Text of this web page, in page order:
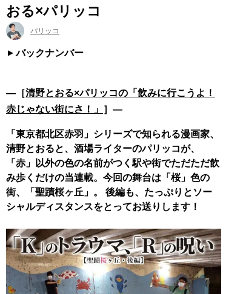
おる×パリッコ
パリッコ
バックナンバー
―［清野とおる×パリッコの「飲みに行こうよ！
赤じゃない街にさ！」 ］―
「東京都北区赤羽」シリーズで知られる漫画家、
清野とおると、酒場ライターのパリッコが、
「赤」以外の色の名前がつく駅や街でただただ飲
み歩くだけの当連載。今回の舞台は「桜」色の
街、「聖蹟桜ヶ丘」。 後編も、たっぷりとソー
シャルディスタンスをとってお送りします！